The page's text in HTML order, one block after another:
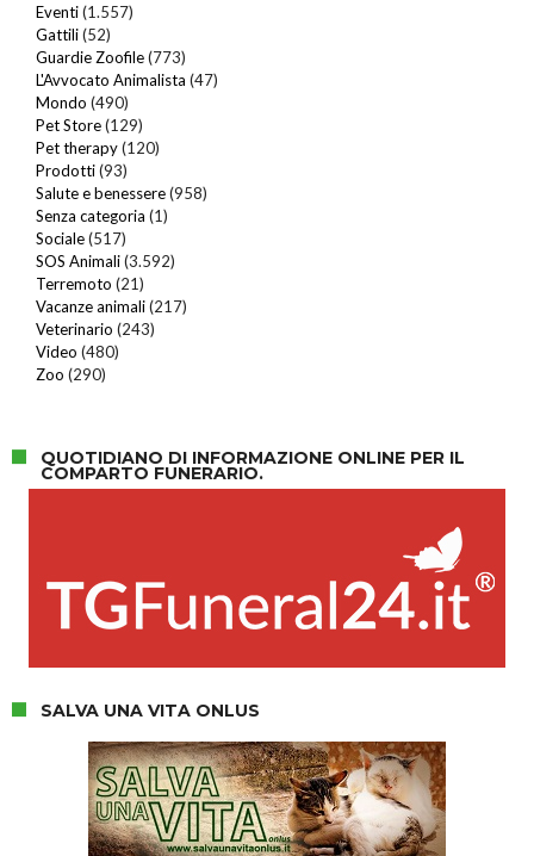
Eventi(1.557)
Gattili(52)
Guardie Zoofile(773)
L'Avvocato Animalista (47)
Mondo (490)
Pet Store(129)
Pet therapy(120)
Prodotti(93)
Salute e benessere(958)
Senza categoria (1)
Sociale(517)
SOS Animali(3.592)
Terremoto (21)
Vacanze animali(217)
Veterinario (243)
Video (480)
Zoo (290)
QUOTIDIANO DI INFORMAZIONE ONLINE PER IL
COMPARTO FUNERARIO.
SALVA UNA VITA ONLUS